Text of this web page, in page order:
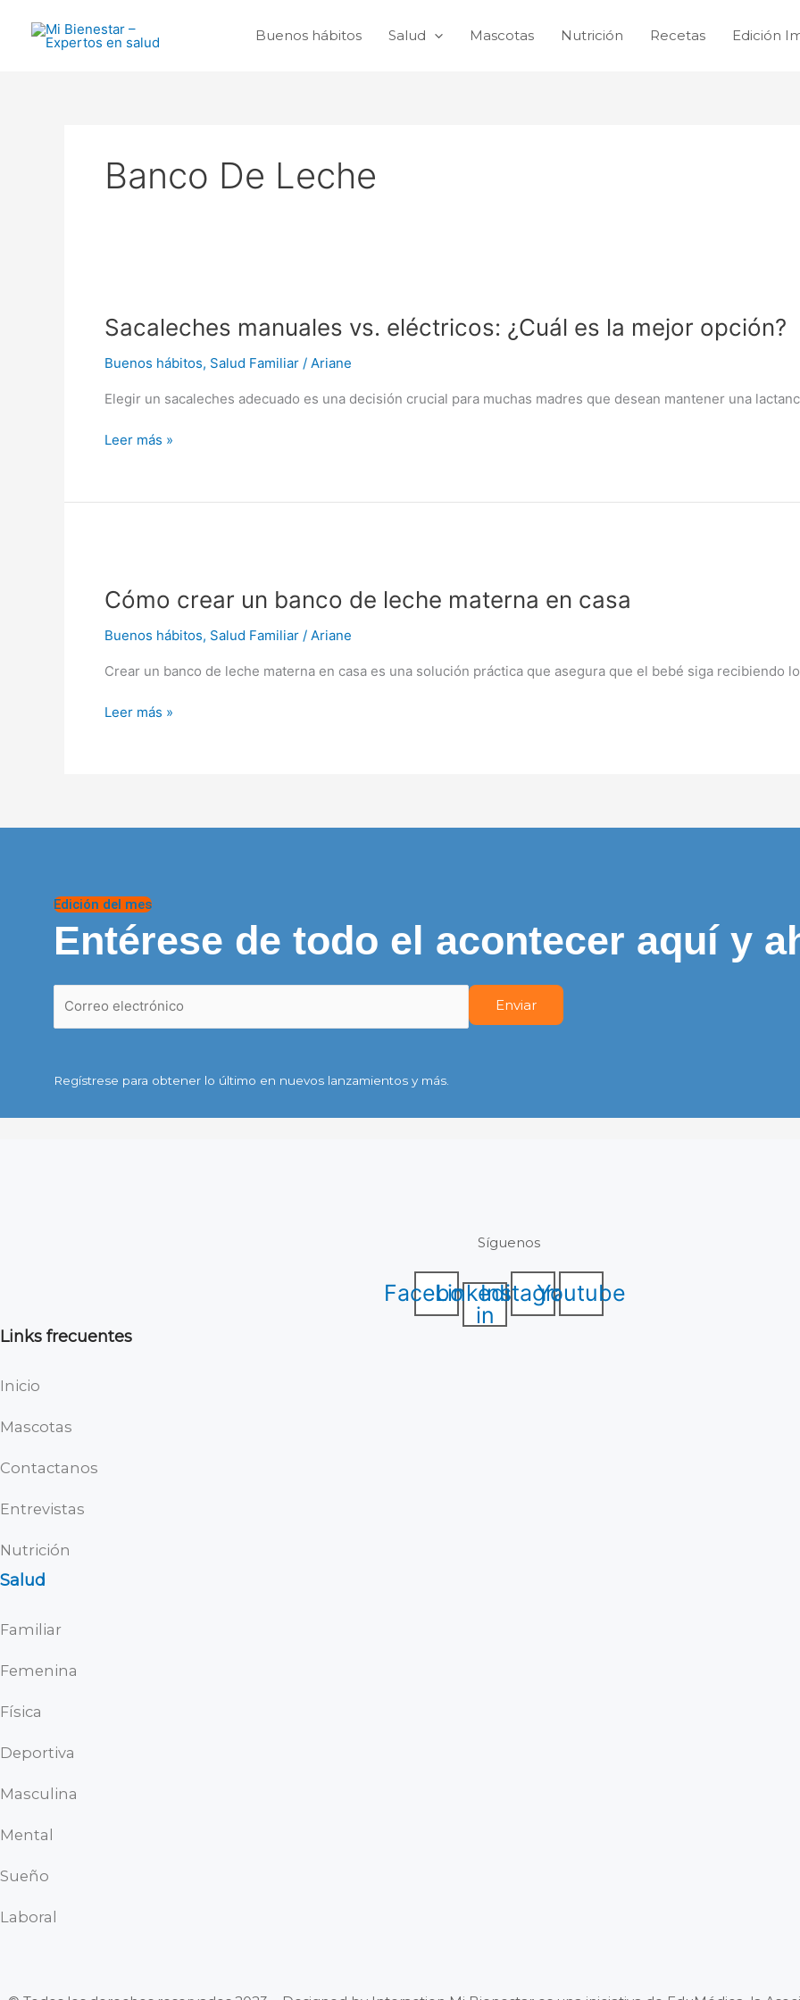
contenido
Buenos hábitos Salud Mascotas Nutrición Recetas Edición
Banco De Leche
Sacaleches manuales vs. eléctricos: ¿Cuál es la mejor opción?
Buenos hábitos, Salud Familiar / Ariane
Elegir un sacaleches adecuado es una decisión crucial para muchas madres que desean mantener una
vs.
¿Cuál
la
opción?
Leer más »
Cómo crear un banco de leche materna en casa
Buenos hábitos, Salud Familiar / Ariane
Crear un banco de leche materna en casa es una solución práctica que asegura que el bebé siga recibiendo
un
de
materna
casa
Leer más »
Edición del mes
Entérese de todo el acontecer aquí y
Regístrese para obtener lo último en nuevos lanzamientos y más.
Síguenos
Facebook
Linkedin-
in
Instagram
Youtube
Links frecuentes
Inicio
Mascotas
Contactanos
Entrevistas
Nutrición
Salud
Familiar
Femenina
Física
Deportiva
Masculina
Mental
Sueño
Laboral